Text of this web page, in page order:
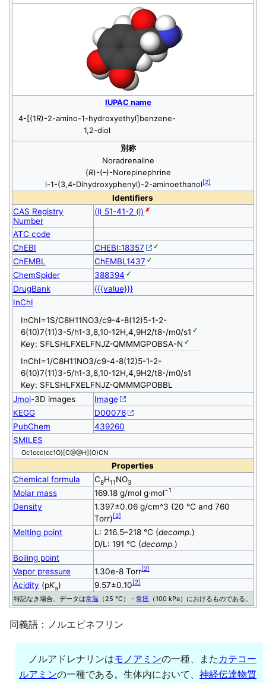
IUPAC name
4-[(1R)-2-amino-1-hydroxyethyl]benzene-
1,2-diol
別称
Noradrenaline
(R)-(–)-Norepinephrine
l-1-(3,4-Dihydroxyphenyl)-2-aminoethanol[2]
Identifiers
CAS Registry
Number
(l) 51-41-2 (l)
ATC code
ChEBI
CHEBI:18357
ChEMBL
ChEMBL1437
ChemSpider
388394
DrugBank
{{{value}}}
InChI
InChI=1S/C8H11NO3/c9-4-8(12)5-1-2-
6(10)7(11)3-5/h1-3,8,10-12H,4,9H2/t8-/m0/s1
Key: SFLSHLFXELFNJZ-QMMMGPOBSA-N
InChI=1/C8H11NO3/c9-4-8(12)5-1-2-
6(10)7(11)3-5/h1-3,8,10-12H,4,9H2/t8-/m0/s1
Key: SFLSHLFXELFNJZ-QMMMGPOBBL
Jmol-3D images
Image
KEGG
D00076
PubChem
439260
SMILES
Oc1ccc(cc1O)[C@@H](O)CN
Properties
Chemical formula
C8H11NO3
Molar mass 169.18 g/mol g·mol−1
Density
1.397±0.06 g/cm^3 (20 °C and 760
Torr)[2]
Melting point L: 216.5–218 °C (decomp.)
D/L: 191 °C (decomp.)
Boiling point
Vapor pressure
1.30e-8 Torr[2]
Acidity (pKa) 9.57±0.10[2]
特記なき場合、データは常温 （25°C）・常圧 （100 kPa）におけるものである。
同義語：ノルエピネフリン
ノルアドレナリンはモノアミンの一種、また カテコー
ルアミンの一種である。生体内において、 神経伝達物質